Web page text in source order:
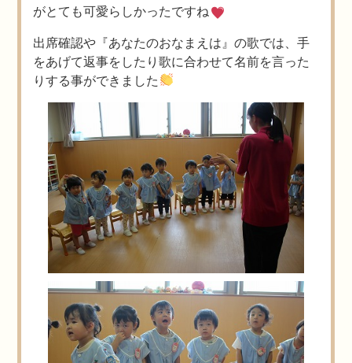
がとても可愛らしかったですね
出席確認や『あなたのおなまえは』の歌では、手
をあげて返事をしたり歌に合わせて名前を言った
りする事ができました